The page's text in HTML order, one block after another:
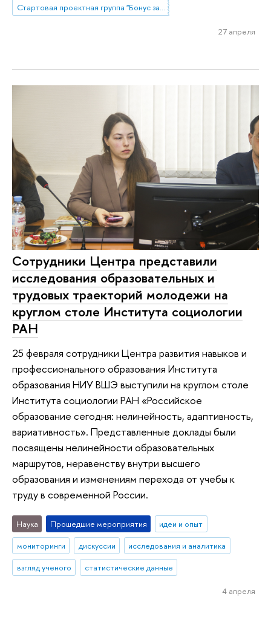
Стартовая проектная группа "Бонус за миграцию? Влияние опыта внутристрановой миграции на разные аспекты качества жизни мигрантов"
27 апреля
Сотрудники Центра представили
исследования образовательных и
трудовых траекторий молодежи на
круглом столе Института социологии
РАН
25 февраля сотрудники Центра развития навыков и
профессионального образования Института
образования НИУ ВШЭ выступили на круглом столе
Института социологии РАН «Российское
образование сегодня: нелинейность, адаптивность,
вариативность». Представленные доклады были
посвящены нелинейности образовательных
маршрутов, неравенству внутри высшего
образования и изменениям перехода от учебы к
труду в современной России.
Наука Прошедшие мероприятия
идеи и опыт
мониторинги
дискуссии
исследования и аналитика
взгляд ученого
статистические данные
4 апреля